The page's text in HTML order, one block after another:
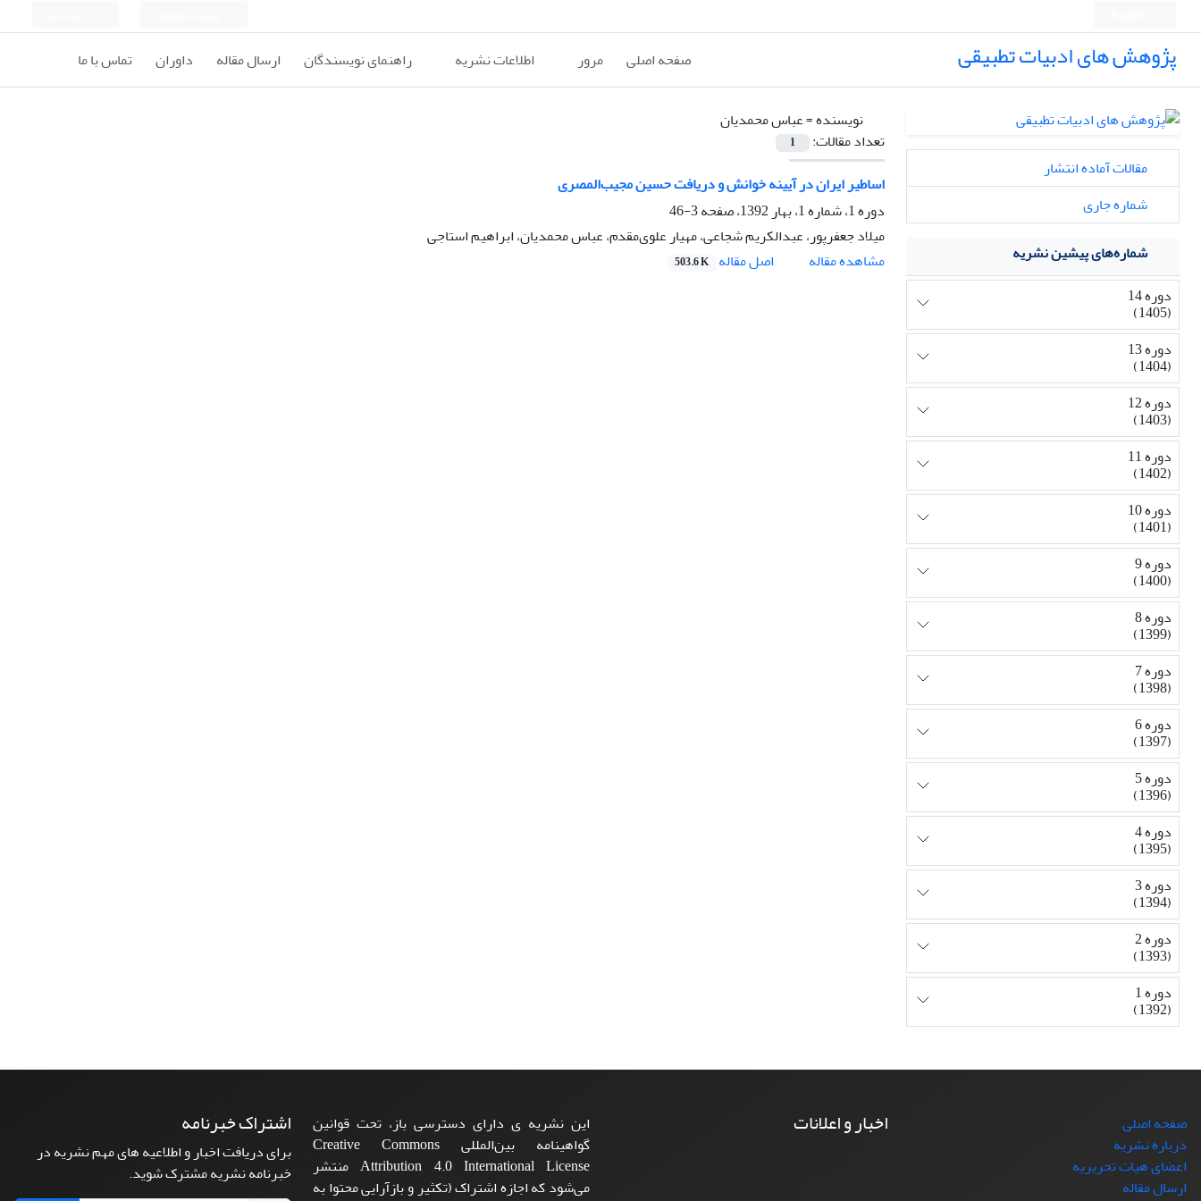
پژوهش های ادبیات تطبیقی صفحه اصلی مرور اطلاعات نشریه راهنمای نویسندگان ارسال مقاله داوران تماس با ما
نویسنده =عباس محمدیان
تعداد مقالات:
1
اساطیر ایران در آیینه خوانش و دریافت حسین مجیب‌المصری
دوره 1، شماره 1، بهار 1392، صفحه
3-46
میلاد جعفرپور، عبدالکریم شجاعی، مهیار علوی‌مقدم، عباس محمدیان، ابراهیم استاجی
مشاهده مقاله
اصل مقاله 503.6 K
مقالات آماده انتشار
شماره جاری
شماره‌های پیشین نشریه
دوره 14
(1405)
دوره 13
(1404)
دوره 12
(1403)
دوره 11
(1402)
دوره 10
(1401)
دوره 9
(1400)
دوره 8
(1399)
دوره 7
(1398)
دوره 6
(1397)
دوره 5
(1396)
دوره 4
(1395)
دوره 3
(1394)
دوره 2
(1393)
دوره 1
(1392)
صفحه اصلی
درباره نشریه
اعضای هیات تحریریه
ارسال مقاله
اخبار و اعلانات
این نشریه ی دارای دسترسی باز، تحت قوانین
گواهینامه بین‌المللی Creative Commons
Attribution 4.0 International License منتشر
می‌شود که اجازه اشتراک (تکثیر و بازآرایی محتوا به
اشتراک خبرنامه
برای دریافت اخبار و اطلاعیه های مهم نشریه در
خبرنامه نشریه مشترک شوید.